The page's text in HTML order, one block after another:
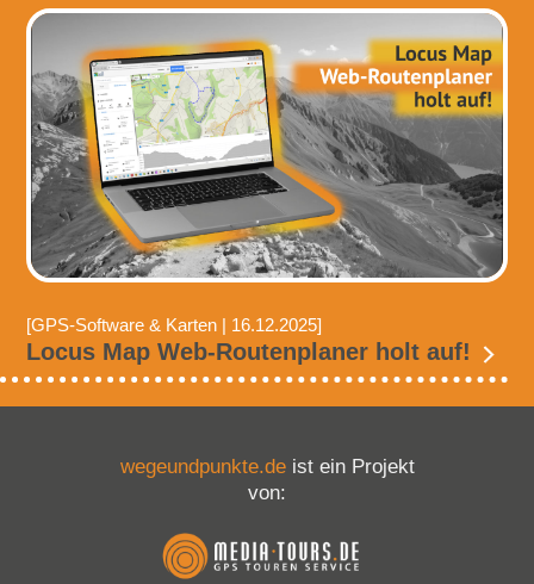
[GPS-Software & Karten | 16.12.2025]
Locus Map Web-Routenplaner holt auf!
wegeundpunkte.deist ein Projekt
von: